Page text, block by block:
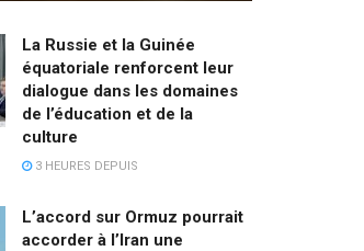
La Russie et la Guinée
équatoriale renforcent leur
dialogue dans les domaines
de l’éducation et de la
culture
3 HEURES DEPUIS
L’accord sur Ormuz pourrait
accorder à l’Iran une